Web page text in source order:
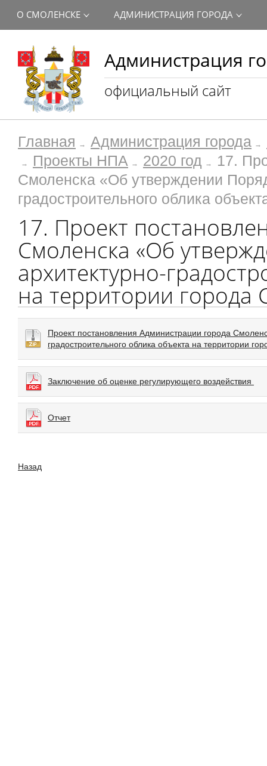
Администрация
официальный сайт
О СМОЛЕНСКЕ АДМИНИСТРАЦИЯ ГОРОДА
Главная Администрация города
Проекты НПА
2020 год
17.
Смоленска «Об утверждении
градостроительного облика
17. Проект
Смоленска «Об
архитектурно-
на территории города
Проект постановления Администрации города
градостроительного облика объекта на территории
Заключение об оценке регулирующего воздействия
Отчет
Назад